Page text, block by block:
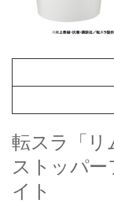
転スラ「リ
ストッパー
イト